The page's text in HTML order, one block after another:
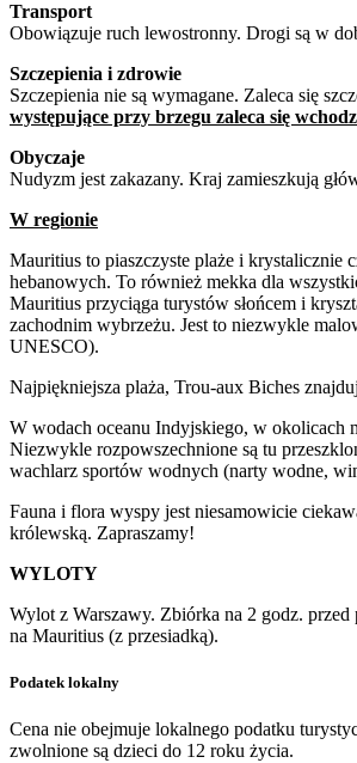
Transport
Obowiązuje ruch lewostronny. Drogi są w
Szczepienia i zdrowie
Szczepienia nie są wymagane. Zaleca się
występujące przy brzegu zaleca się
Obyczaje
Nudyzm jest zakazany. Kraj zamieszkują
W regionie
Mauritius to piaszczyste plaże i krystalicznie
hebanowych. To również mekka dla
Mauritius przyciąga turystów słońcem i
zachodnim wybrzeżu. Jest to niezwykle
UNESCO).
Najpiękniejsza plaża, Trou-aux Biches
W wodach oceanu Indyjskiego, w okolicach
Niezwykle rozpowszechnione są tu
wachlarz sportów wodnych (narty wodne,
Fauna i flora wyspy jest niesamowicie
królewską. Zapraszamy!
WYLOTY
Wylot z Warszawy. Zbiórka na 2 godz.
na Mauritius (z przesiadką).
Podatek lokalny
Cena nie obejmuje lokalnego podatku
zwolnione są dzieci do 12 roku życia.